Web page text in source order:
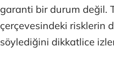
garanti bir durum değil.
çerçevesindeki risklerin
söylediğini dikkatlice